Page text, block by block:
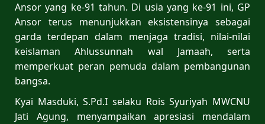
Ansor yang ke-91 tahun. Di usia yang ke-91 ini, GP
Ansor terus menunjukkan eksistensinya sebagai
garda terdepan dalam menjaga tradisi, nilai-nilai
keislaman Ahlussunnah wal Jamaah, serta
memperkuat peran pemuda dalam pembangunan
bangsa.
Kyai Masduki, S.Pd.I selaku Rois Syuriyah MWCNU
Jati Agung, menyampaikan apresiasi mendalam